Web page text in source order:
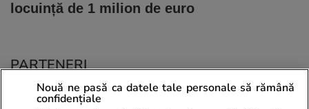
locuință de 1 milion de euro
PARTENERI
Nouă ne pasă ca datele tale personale să rămână
confidențiale